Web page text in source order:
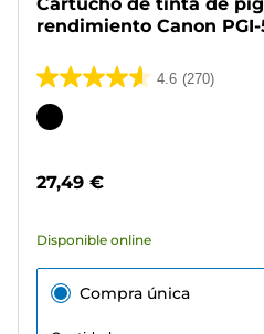
Cartucho de tinta de
rendimiento Canon PGI-
4.6 (270)
4.6
de
270
Cartucho
27,49 €
Disponible online
Compra única